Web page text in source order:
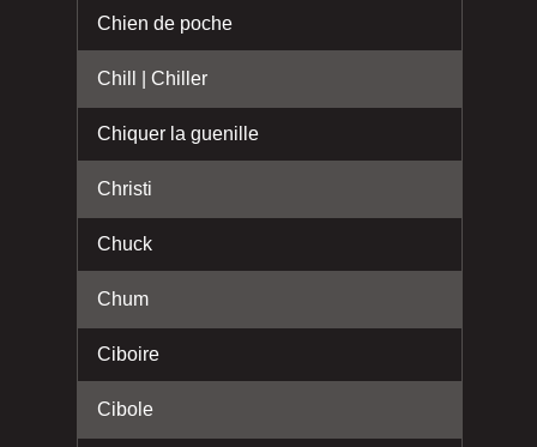
Chien de poche
Chill | Chiller
Chiquer la guenille
Christi
Chuck
Chum
Ciboire
Cibole